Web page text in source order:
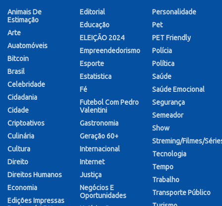
Animais De
Estimação
Arte
Auatomóveis
Bitcoin
Brasil
Celebridade
Cidadania
Cidade
Criptoativos
Culinária
Cultura
Direito
Direitos Humanos
Economia
Edições Impressas
Editorial
Educação
ELEIÇÃO 2024
Empreendedorismo
Esporte
Estatistica
Fé
Futebol Com Pedro
Valentini
Gastronomia
Geração 60+
Internacional
Internet
Justiça
Negócios E
Oportunidades
Personalidade
Pet
PET Friendly
Polícia
Política
Saúde
Saúde Emocional
Segurança
Semeador
Show
Streming/Filmes/
Tecnologia
Tempo
Trabalho
Transporte Público